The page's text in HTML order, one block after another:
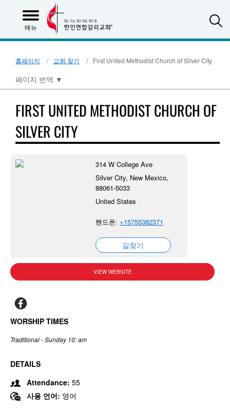
메뉴
홈페이지 교회 찾기 First United Methodist Church of Silver City
페이지 번역 ▼
FIRST UNITED METHODIST CHURCH OF
SILVER CITY
314 W College Ave
Silver City, New Mexico,
88061-5033
United States
핸드폰:+15755382371
길찾기
VIEW WEBSITE
WORSHIP TIMES
Traditional - Sunday 10: am
DETAILS
Attendance: 55
사용 언어: 영어